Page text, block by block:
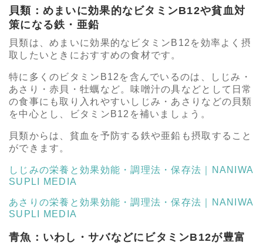
貝類：めまいに効果的なビタミンB12や貧血対
策になる鉄・亜鉛
貝類は、めまいに効果的なビタミンB12を効率よく摂
取したいときにおすすめの食材です。
特に多くのビタミンB12を含んでいるのは、しじみ・
あさり・赤貝・牡蠣など。味噌汁の具などとして日常
の食事にも取り入れやすいしじみ・あさりなどの貝類
を中心とし、ビタミンB12を補いましょう。
貝類からは、貧血を予防する鉄や亜鉛も摂取すること
ができます。
しじみの栄養と効果効能・調理法・保存法｜NANIWA
SUPLI MEDIA
あさりの栄養と効果効能・調理法・保存法｜NANIWA
SUPLI MEDIA
青魚：いわし・サバなどにビタミンB12が豊富